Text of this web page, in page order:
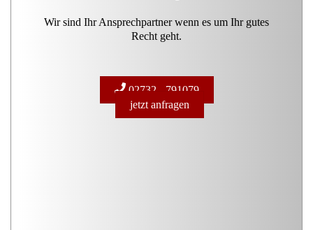
Wir sind Ihr Ansprechpartner wenn es um Ihr gutes
Recht geht.
02732 - 791079
jetzt anfragen